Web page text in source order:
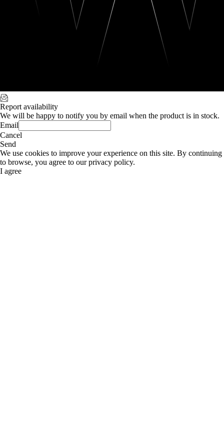
Report availability
We will be happy to notify you by email when the product is in stock.
Email
Cancel
Send
We use cookies to improve your experience on this site. By continuing
to browse, you agree to our privacy policy.
I agree